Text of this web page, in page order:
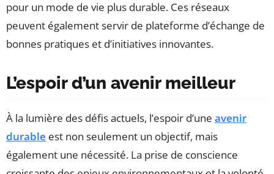
pour un mode de vie plus durable. Ces réseaux
peuvent également servir de plateforme d’échange de
bonnes pratiques et d’initiatives innovantes.
L’espoir d’un avenir meilleur
À la lumière des défis actuels, l’espoir d’une avenir
durable est non seulement un objectif, mais
également une nécessité. La prise de conscience